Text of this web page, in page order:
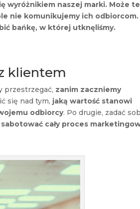
wyróżnikiem naszej marki. Może
nie komunikujemy ich odbiorcom.
bańkę, w której utknęliśmy.
klientem
przestrzegać, zanim zaczniemy
się nad tym, jaką wartość stanowi
odbiorcy. Po drugie, zadać
sabotować cały proces